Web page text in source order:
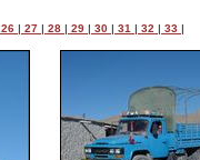
26 | 27 | 28 | 29 | 30 | 31 | 32 | 33 |